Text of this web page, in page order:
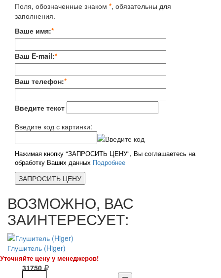
Поля, обозначенные знаком *, обязательны для
заполнения.
Ваше имя:*
Ваш E-mail:*
Ваш телефон:*
Введите текст
Введите код с картинки:
Нажимая кнопку "ЗАПРОСИТЬ ЦЕНУ", Вы соглашаетесь на
обработку Ваших данных Подробнее
ВОЗМОЖНО, ВАС
ЗАИНТЕРЕСУЕТ:
Глушитель (Higer)
Уточняйте цену у менеджеров!
31750